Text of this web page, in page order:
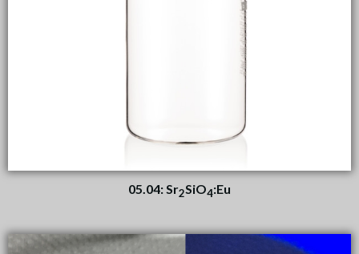
05.04: Sr2SiO4:Eu